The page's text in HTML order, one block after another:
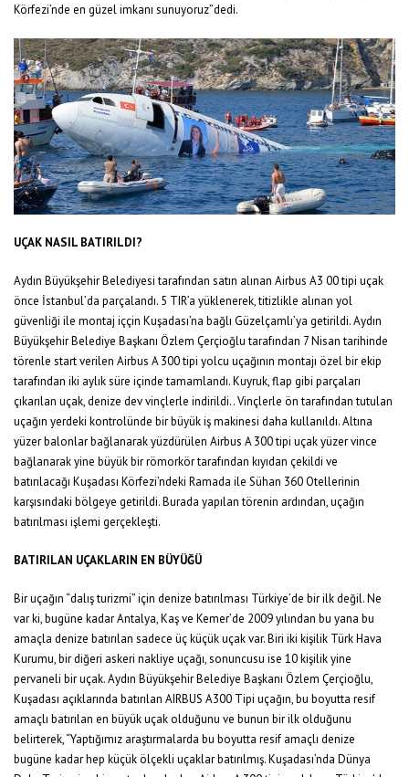
Körfezi’nde en güzel imkanı sunuyoruz”dedi.
UÇAK NASIL BATIRILDI?
Aydın Büyükşehir Belediyesi tarafından satın alınan Airbus A3 00 tipi uçak
önce İstanbul’da parçalandı. 5 TIR’a yüklenerek, titizlikle alınan yol
güvenliği ile montaj iççin Kuşadası’na bağlı Güzelçamlı’ya getirildi. Aydın
Büyükşehir Belediye Başkanı Özlem Çerçioğlu tarafından 7 Nisan tarihinde
törenle start verilen Airbus A 300 tipi yolcu uçağının montajı özel bir ekip
tarafından iki aylık süre içinde tamamlandı. Kuyruk, flap gibi parçaları
çıkarılan uçak, denize dev vinçlerle indirildi.. Vinçlerle ön tarafından tutulan
uçağın yerdeki kontrolünde bir büyük iş makinesi daha kullanıldı. Altına
yüzer balonlar bağlanarak yüzdürülen Airbus A 300 tipi uçak yüzer vince
bağlanarak yine büyük bir römorkör tarafından kıyıdan çekildi ve
batırılacağı Kuşadası Körfezi’ndeki Ramada ile Sühan 360 Otellerinin
karşısındaki bölgeye getirildi. Burada yapılan törenin ardından, uçağın
batırılması işlemi gerçekleşti.
BATIRILAN UÇAKLARIN EN BÜYÜĞÜ
Bir uçağın “dalış turizmi” için denize batırılması Türkiye’de bir ilk değil. Ne
var ki, bugüne kadar Antalya, Kaş ve Kemer’de 2009 yılından bu yana bu
amaçla denize batırılan sadece üç küçük uçak var. Biri iki kişilik Türk Hava
Kurumu, bir diğeri askeri nakliye uçağı, sonuncusu ise 10 kişilik yine
pervaneli bir uçak. Aydın Büyükşehir Belediye Başkanı Özlem Çerçioğlu,
Kuşadası açıklarında batırılan AIRBUS A300 Tipi uçağın, bu boyutta resif
amaçlı batırılan en büyük uçak olduğunu ve bunun bir ilk olduğunu
belirterek, “Yaptığımız araştırmalarda bu boyutta resif amaçlı denize
bugüne kadar hep küçük ölçekli uçaklar batırılmış. Kuşadası’nda Dünya